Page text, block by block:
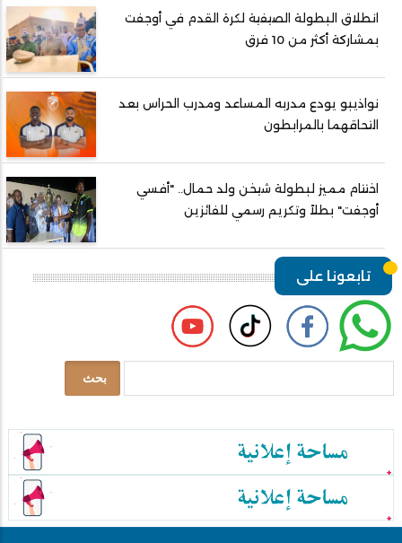
انطلاق البطولة الصيفية لكرة القدم في أوجفت
بمشاركة أكثر من 10 فرق
نواذيبو يودع مدربه المساعد ومدرب الحراس بعد
التحاقهما بالمرابطون
اختتام مميز لبطولة شيخن ولد حمال.. "أفسي
أوجفت" بطلاً وتكريم رسمي للفائزين
تابعونا على